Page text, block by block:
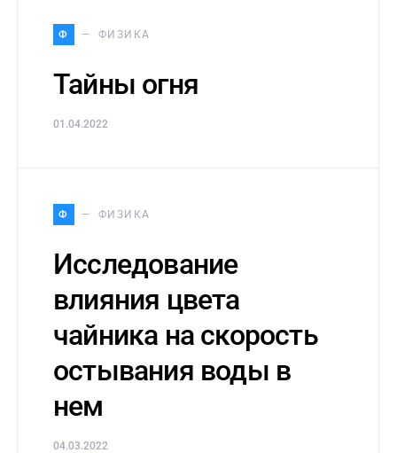
Ф ФИЗИКА
Тайны огня
01.04.2022
Ф ФИЗИКА
Исследование
влияния цвета
чайника на скорость
остывания воды в
нем
04.03.2022